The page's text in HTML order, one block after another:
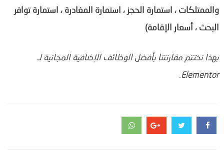
والممتلكات ، استمارة الحجز ، استمارة المغادرة ، استمارة توافر
البحث ، أسعار الإقامة)
بهذا نختتم مقارنتنا بأفضل الوظائف الإضافية المجانية لـ
Elementor.